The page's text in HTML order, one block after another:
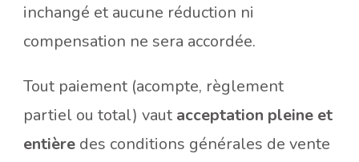
inchangé et aucune réduction ni
compensation ne sera accordée.
Tout paiement (acompte, règlement
partiel ou total) vaut acceptation pleine et
entière des conditions générales de vente